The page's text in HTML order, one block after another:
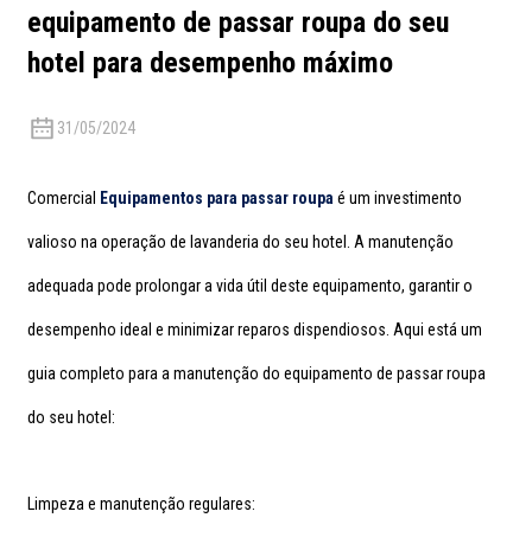
equipamento de passar roupa do seu
hotel para desempenho máximo
31/05/2024
Comercial Equipamentos para passar roupa é um investimento
valioso na operação de lavanderia do seu hotel. A manutenção
adequada pode prolongar a vida útil deste equipamento, garantir o
desempenho ideal e minimizar reparos dispendiosos. Aqui está um
guia completo para a manutenção do equipamento de passar roupa
do seu hotel:
Limpeza e manutenção regulares: